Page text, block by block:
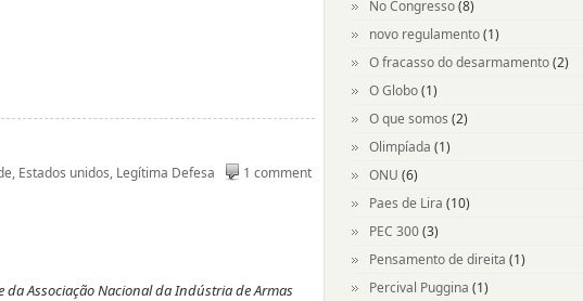
, Estados unidos, Legítima Defesa 1 comment
da Associação Nacional da Indústria de Armas
No Congresso(8)
novo regulamento(1)
O fracasso do desarmamento(2)
O Globo(1)
O que somos (2)
Olimpíada (1)
ONU (6)
Paes de Lira (10)
PEC 300(3)
Pensamento de direita (1)
Percival Puggina (1)